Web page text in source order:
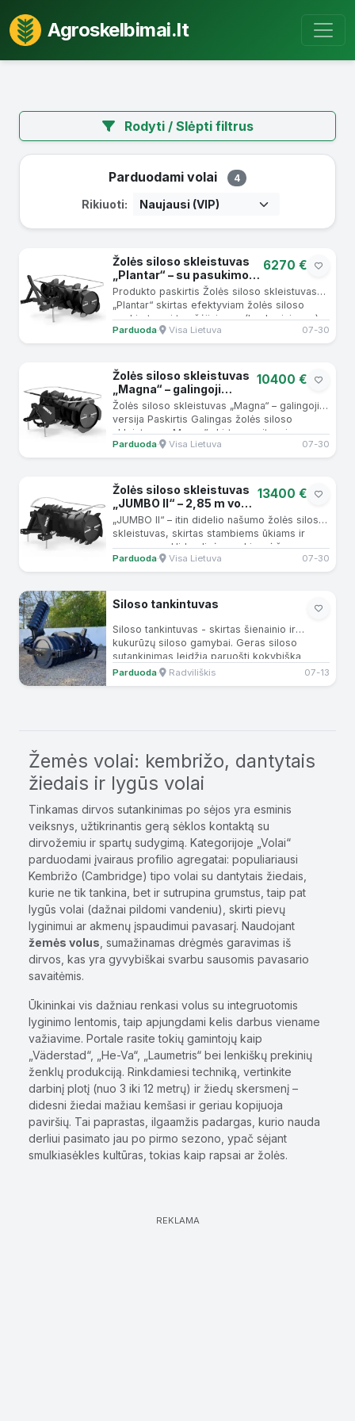
Agroskelbimai.lt
Rodyti / Slėpti filtrus
Parduodami volai 4
Rikiuoti:
Žolės siloso skleistuvas
„Plantar“ – su pasukimo
funkcija
6270 €
Produkto paskirtis Žolės siloso skleistuvas
„Plantar“ skirtas efektyviam žolės siloso
paskirstymui tranšėjiniuose (bunkeriniuose)
silosuose bei...
Parduoda· Visa Lietuva 07-30
Žolės siloso skleistuvas
„Magna“ – galingoji
versija
10400 €
Žolės siloso skleistuvas „Magna“ – galingoji
versija Paskirtis Galingas žolės siloso
skleistuvas „Magna“ skirtas greitam ir
tolygiam siloso...
Parduoda· Visa Lietuva 07-30
Žolės siloso skleistuvas
„JUMBO II“ – 2,85 m volo
pločio
13400 €
„JUMBO II“ – itin didelio našumo žolės siloso
skleistuvas, skirtas stambiems ūkiams ir
rangovams. Hidraulinė pasukimo į šoną
funkcija leidžia...
Parduoda· Visa Lietuva 07-30
Siloso tankintuvas
Siloso tankintuvas - skirtas šienainio ir
kukurūzų siloso gamybai. Geras siloso
sutankinimas leidžia paruošti kokybišką
pašarą, sutaupo vietos,...
Parduoda· Radviliškis 07-13
Žemės volai: kembrižo, dantytais
žiedais ir lygūs volai
Tinkamas dirvos sutankinimas po sėjos yra esminis
veiksnys, užtikrinantis gerą sėklos kontaktą su
dirvožemiu ir spartų sudygimą. Kategorijoje „Volai“
parduodami įvairaus profilio agregatai: populiariausi
Kembrižo (Cambridge) tipo volai su dantytais žiedais,
kurie ne tik tankina, bet ir sutrupina grumstus, taip pat
lygūs volai (dažnai pildomi vandeniu), skirti pievų
lyginimui ar akmenų įspaudimui pavasarį. Naudojant
žemės volus , sumažinamas drėgmės garavimas iš
dirvos, kas yra gyvybiškai svarbu sausomis pavasario
savaitėmis.
Ūkininkai vis dažniau renkasi volus su integruotomis
lyginimo lentomis, taip apjungdami kelis darbus viename
važiavime. Portale rasite tokių gamintojų kaip
„Väderstad“, „He-Va“, „Laumetris“ bei lenkiškų prekinių
ženklų produkciją. Rinkdamiesi techniką, vertinkite
darbinį plotį (nuo 3 iki 12 metrų) ir žiedų skersmenį –
didesni žiedai mažiau kemšasi ir geriau kopijuoja
paviršių. Tai paprastas, ilgaamžis padargas, kurio nauda
derliui pasimato jau po pirmo sezono, ypač sėjant
smulkiasėkles kultūras, tokias kaip rapsai ar žolės.
REKLAMA